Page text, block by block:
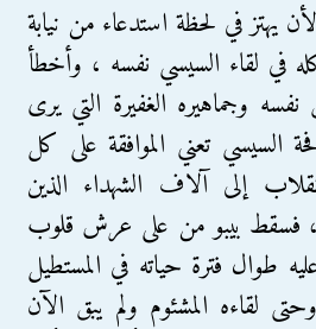
يهتز في لحظة استدعاء من نيابة
في لقاء السيسي نفسه ، وأخطأ
وجماهيره الغفيرة التي يرى
السيسي تعني الموافقة على كل
إلى آلاف الشهداء الذين
، فسقط بيبو من على عرش قلوب
طوال فترة حياته في المستطيل
لقاءه المشئوم ولم يبق الآن